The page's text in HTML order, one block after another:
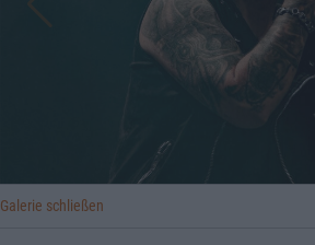
Galerie schließen